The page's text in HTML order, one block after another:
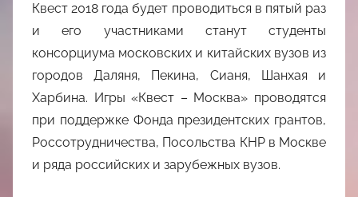
Квест 2018 года будет проводиться в пятый раз
и его участниками станут студенты
консорциума московских и китайских вузов из
городов Даляня, Пекина, Сианя, Шанхая и
Харбина. Игры «Квест – Москва» проводятся
при поддержке Фонда президентских грантов,
Россотрудничества, Посольства КНР в Москве
и ряда российских и зарубежных вузов.